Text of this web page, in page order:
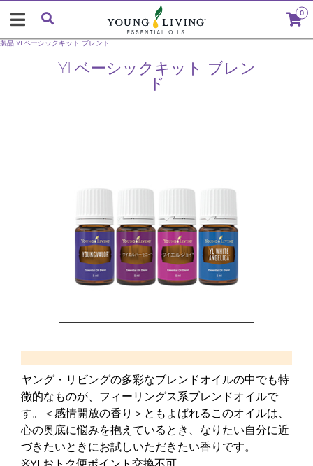
0
YLベーシックキット ブレン
ド
製品 YLベーシックキット ブレンド
ヤング・リビングの多彩なブレンドオイルの中でも特
徴的なものが、フィーリングス系ブレンドオイルで
す。＜感情開放の香り＞ともよばれるこのオイルは、
心の奥底に悩みを抱えているとき、なりたい自分に近
づきたいときにお試しいただきたい香りです。